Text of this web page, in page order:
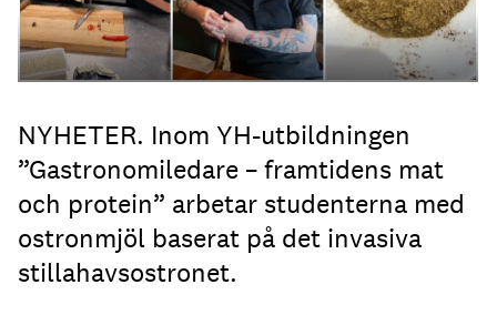
NYHETER. Inom YH-utbildningen
”Gastronomiledare – framtidens mat
och protein” arbetar studenterna med
ostronmjöl baserat på det invasiva
stillahavsostronet.